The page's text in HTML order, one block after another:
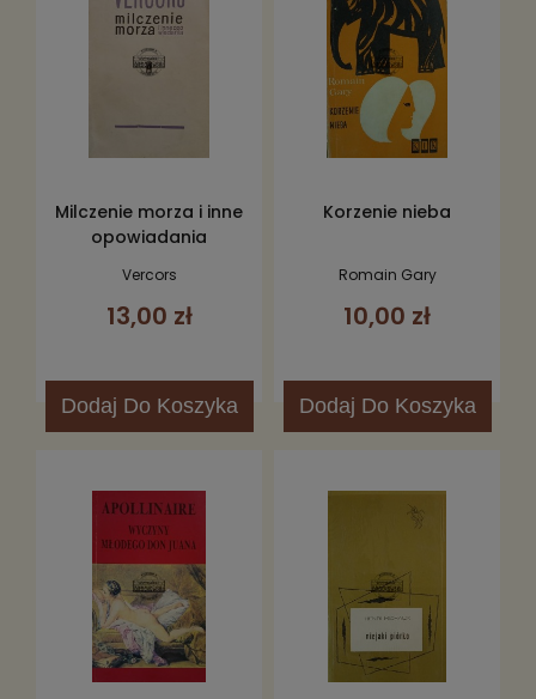
Milczenie morza i inne
opowiadania
Vercors
13,00 zł
Dodaj Do Koszyka
Korzenie nieba
Romain Gary
10,00 zł
Dodaj Do Koszyka